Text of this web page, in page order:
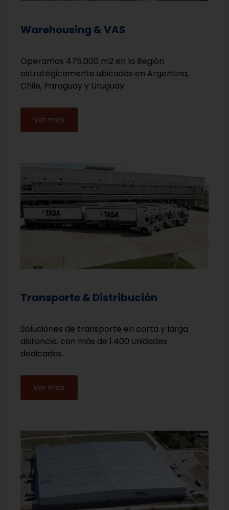
Warehousing & VAS
Operamos 475.000 m2 en la Región
estratégicamente ubicados en Argentina,
Chile, Paraguay y Uruguay.
Ver más
Transporte & Distribución
Soluciones de transporte en corta y larga
distancia, con más de 1.400 unidades
dedicadas.
Ver más